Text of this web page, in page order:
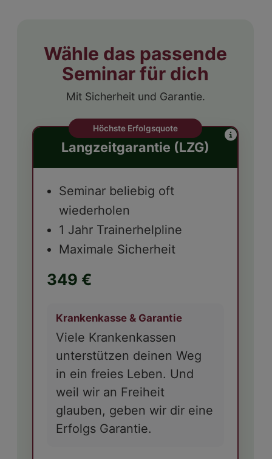
Wähle das passende
Seminar für dich
Mit Sicherheit und Garantie.
Höchste Erfolgsquote
Langzeitgarantie (LZG)
Seminar beliebig oft
wiederholen
1 Jahr Trainerhelpline
Maximale Sicherheit
349 €
Krankenkasse & Garantie
Viele Krankenkassen
unterstützen deinen Weg
in ein freies Leben. Und
weil wir an Freiheit
glauben, geben wir dir eine
Erfolgs Garantie.